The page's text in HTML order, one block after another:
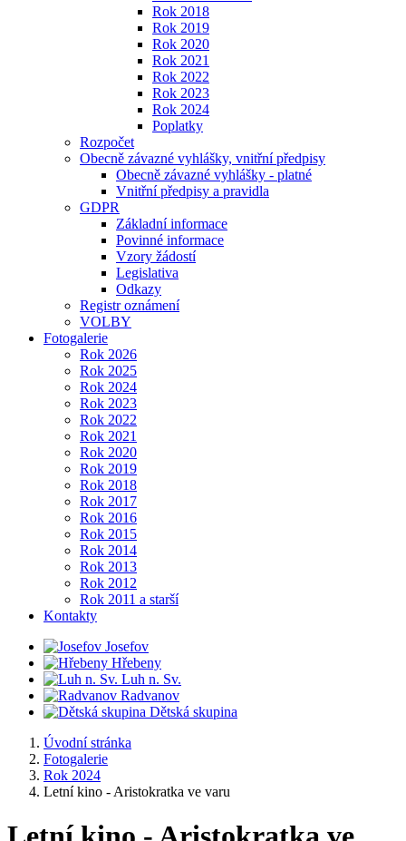
Rok 2018
Rok 2019
Rok 2020
Rok 2021
Rok 2022
Rok 2023
Rok 2024
Poplatky
Rozpočet
Obecně závazné vyhlášky, vnitřní předpisy
Obecně závazné vyhlášky - platné
Vnitřní předpisy a pravidla
GDPR
Základní informace
Povinné informace
Vzory žádostí
Legislativa
Odkazy
Registr oznámení
VOLBY
Fotogalerie
Rok 2026
Rok 2025
Rok 2024
Rok 2023
Rok 2022
Rok 2021
Rok 2020
Rok 2019
Rok 2018
Rok 2017
Rok 2016
Rok 2015
Rok 2014
Rok 2013
Rok 2012
Rok 2011 a starší
Kontakty
Josefov
Hřebeny
Luh n. Sv.
Radvanov
Dětská skupina
Úvodní stránka
Fotogalerie
Rok 2024
Letní kino - Aristokratka ve varu